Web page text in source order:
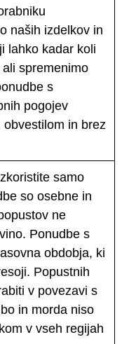
naših izdelkov in
lahko kadar koli
spremenimo
s
pogojev
in brez
samo
so osebne in
ne
Ponudbe s
obdobja, ki
Popustnih
v povezavi s
in morda niso
v vseh regijah